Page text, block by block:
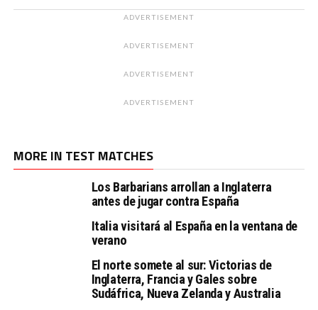
ADVERTISEMENT
ADVERTISEMENT
ADVERTISEMENT
ADVERTISEMENT
MORE IN TEST MATCHES
Los Barbarians arrollan a Inglaterra
antes de jugar contra España
Italia visitará al España en la ventana de
verano
El norte somete al sur: Victorias de
Inglaterra, Francia y Gales sobre
Sudáfrica, Nueva Zelanda y Australia